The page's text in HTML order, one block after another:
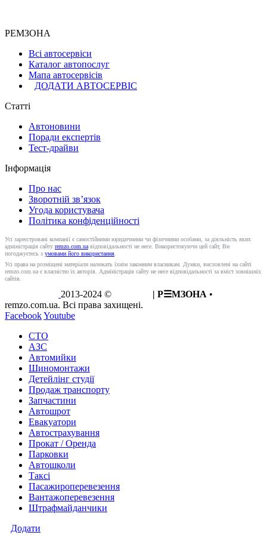
РЕМЗОНА
Всі автосервіси
Каталог автопослуг
Мапа автосервісів
ДОДАТИ АВТОСЕРВІС
Статті
Автоновини
Поради експертів
Тест-драйви
Інформація
Про нас
Зворотній зв’язок
Угода користувача
Політика конфіденційності
Усі зареєстровані компанії є самостійними юридичними чи фізичними особами, за діяльність яких
адміністрація сайту remzo.com.ua відповідальності не несе. Використовуючи цей сайт, Ви
погоджуєтесь з умовами його використання
Усі права на розміщені матеріали належать їхнім законним власникам. Думки, висловлені на сайті
remzo.com.ua є власністю їх авторів. Адміністрація сайту не несе відповідальності за вміст зовнішніх
сайтів.
2013-2024 © | Р☰МЗОНА •
remzo.com.ua. Всі права захищені.
FacebookYoutube
СТО
АЗС
Автомийки
Шиномонтажи
Детейлінг студії
Продаж транспорту
Запчастини
Автошрот
Евакуатори
Автострахування
Прокат / Оренда
Парковки
Автошколи
Таксі
Пасажироперевезення
Вантажоперевезення
Штрафмайданчики
Додати